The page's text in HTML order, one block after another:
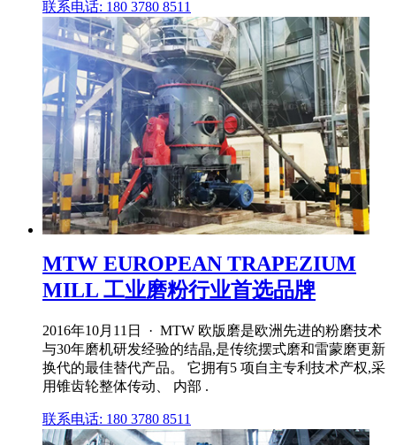
联系电话: 180 3780 8511
MTW EUROPEAN TRAPEZIUM
MILL 工业磨粉行业首选品牌
2016年10月11日 · MTW 欧版磨是欧洲先进的粉磨技术
与30年磨机研发经验的结晶,是传统摆式磨和雷蒙磨更新
换代的最佳替代产品。 它拥有5 项自主专利技术产权,采
用锥齿轮整体传动、 内部 .
联系电话: 180 3780 8511